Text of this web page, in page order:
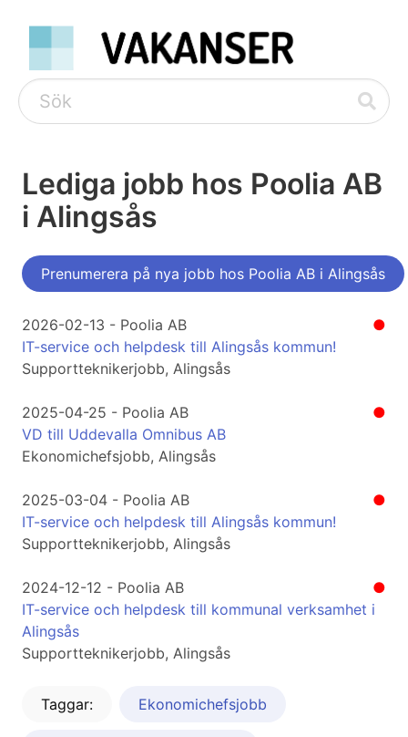
Lediga jobb hos Poolia AB
i Alingsås
Prenumerera på nya jobb hos Poolia AB i Alingsås
●
2026-02-13 - Poolia AB
IT-service och helpdesk till Alingsås kommun!
Supportteknikerjobb, Alingsås
●
2025-04-25 - Poolia AB
VD till Uddevalla Omnibus AB
Ekonomichefsjobb, Alingsås
●
2025-03-04 - Poolia AB
IT-service och helpdesk till Alingsås kommun!
Supportteknikerjobb, Alingsås
●
2024-12-12 - Poolia AB
IT-service och helpdesk till kommunal verksamhet i
Alingsås
Supportteknikerjobb, Alingsås
Taggar: Ekonomichefsjobb